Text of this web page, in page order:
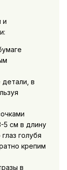
и
в
5 см в длину
голубя
крепим
в